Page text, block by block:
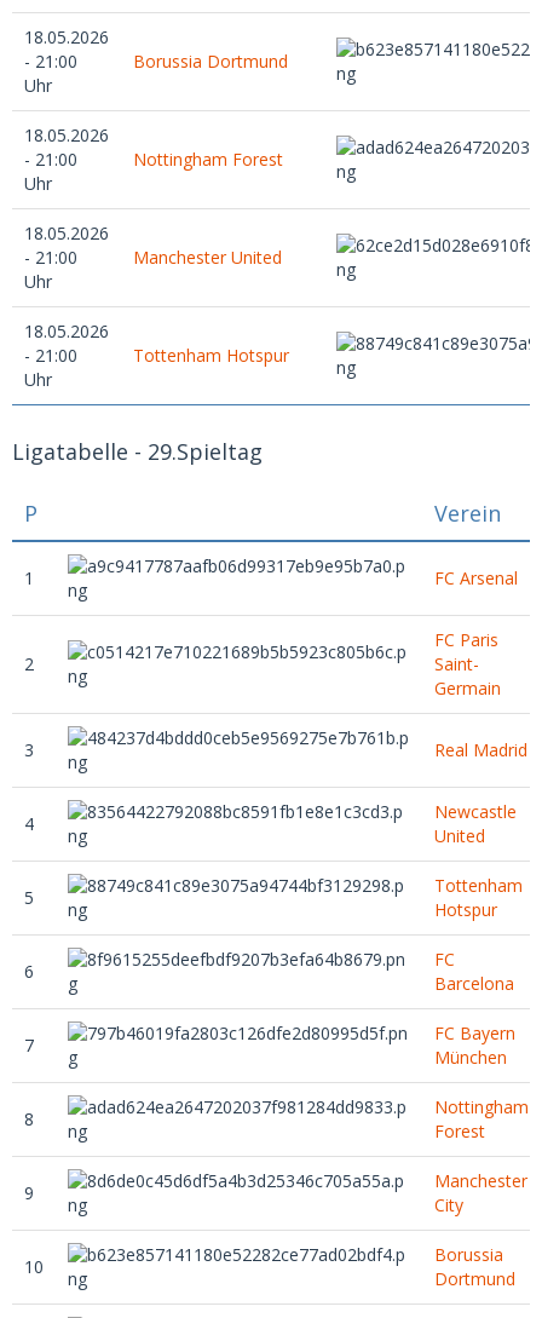
18.05.2026
- 21:00
Uhr
Borussia Dortmund
18.05.2026
- 21:00
Uhr
Nottingham Forest
18.05.2026
- 21:00
Uhr
Manchester United
18.05.2026
- 21:00
Uhr
Tottenham Hotspur
Ligatabelle - 29.Spieltag
P Verein
1 FC Arsenal
2
FC Paris
Saint-
Germain
3 Real Madrid
4
Newcastle
United
5
Tottenham
Hotspur
6
FC
Barcelona
7
FC Bayern
München
8
Nottingham
Forest
9
Manchester
City
10
Borussia
Dortmund